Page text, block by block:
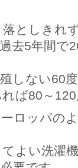
としきれ
去5年間で
しない60
ば80～
ロッパの
よい洗濯